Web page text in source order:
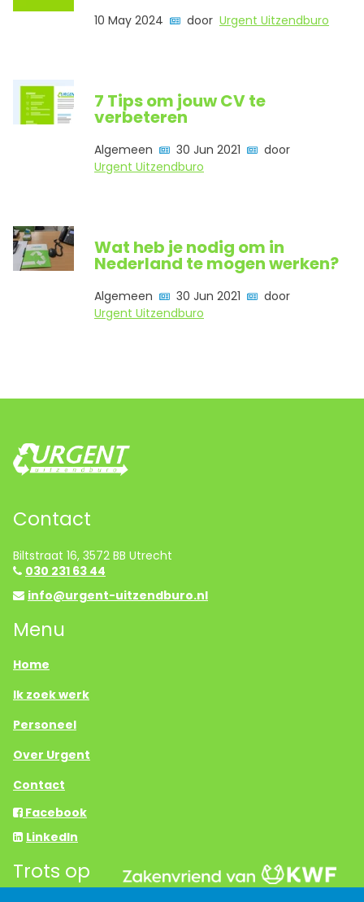
10 May 2024 door Urgent Uitzendburo
7 Tips om jouw CV te
verbeteren
Algemeen 30 Jun 2021
door
Urgent Uitzendburo
Wat heb je nodig om in
Nederland te mogen werken?
Algemeen 30 Jun 2021
door
Urgent Uitzendburo
Contact
Biltstraat 16, 3572 BB Utrecht
030 231 63 44
info@urgent-uitzendburo.nl
Menu
Home
Ik zoek werk
Personeel
Over Urgent
Contact
Facebook
LinkedIn
Trots op